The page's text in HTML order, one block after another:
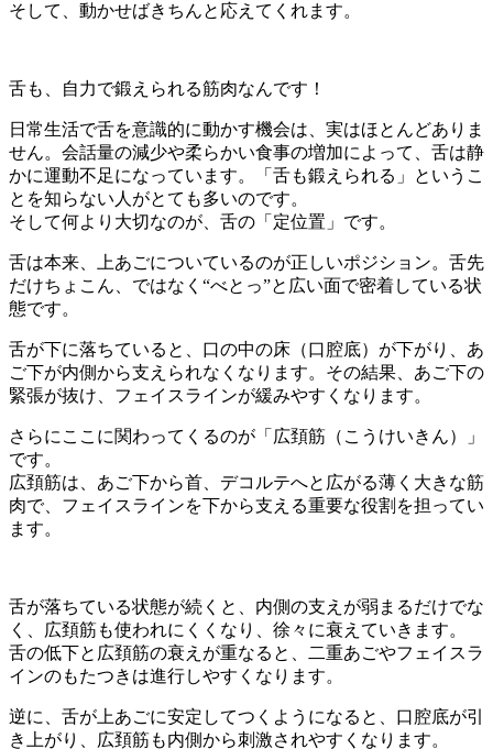
そして、動かせばきちんと応えてくれます。
舌も、自力で鍛えられる筋肉なんです！
日常生活で舌を意識的に動かす機会は、実はほとんどありま
せん。会話量の減少や柔らかい食事の増加によって、舌は静
かに運動不足になっています。「舌も鍛えられる」というこ
とを知らない人がとても多いのです。
そして何より大切なのが、舌の「定位置」です。
舌は本来、上あごについているのが正しいポジション。舌先
だけちょこん、ではなく“べとっ”と広い面で密着している状
態です。
舌が下に落ちていると、口の中の床（口腔底）が下がり、あ
ご下が内側から支えられなくなります。その結果、あご下の
緊張が抜け、フェイスラインが緩みやすくなります。
さらにここに関わってくるのが「広頚筋（こうけいきん）」
です。
広頚筋は、あご下から首、デコルテへと広がる薄く大きな筋
肉で、フェイスラインを下から支える重要な役割を担ってい
ます。
舌が落ちている状態が続くと、内側の支えが弱まるだけでな
く、広頚筋も使われにくくなり、徐々に衰えていきます。
舌の低下と広頚筋の衰えが重なると、二重あごやフェイスラ
インのもたつきは進行しやすくなります。
逆に、舌が上あごに安定してつくようになると、口腔底が引
き上がり、広頚筋も内側から刺激されやすくなります。